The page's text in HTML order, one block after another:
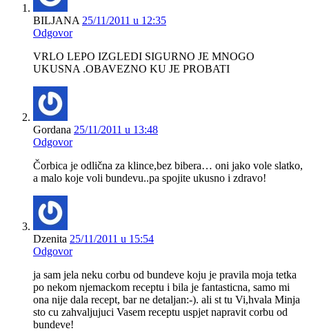
BILJANA 25/11/2011 u 12:35
Odgovor
VRLO LEPO IZGLEDI SIGURNO JE MNOGO
UKUSNA .OBAVEZNO KU JE PROBATI
Gordana 25/11/2011 u 13:48
Odgovor
Čorbica je odlična za klince,bez bibera… oni jako vole slatko,
a malo koje voli bundevu..pa spojite ukusno i zdravo!
Dzenita 25/11/2011 u 15:54
Odgovor
ja sam jela neku corbu od bundeve koju je pravila moja tetka
po nekom njemackom receptu i bila je fantasticna, samo mi
ona nije dala recept, bar ne detaljan:-). ali st tu Vi,hvala Minja
sto cu zahvaljujuci Vasem receptu uspjet napravit corbu od
bundeve!